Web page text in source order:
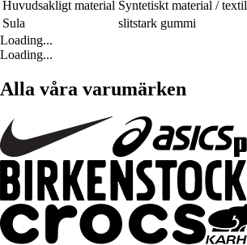
Huvudsakligt material Syntetiskt material / textil
Sula
slitstark gummi
Loading...
Loading...
Alla våra varumärken